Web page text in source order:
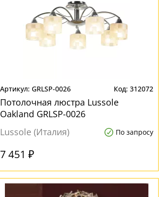
GRLSP-0026 312072
Потолочная люстра Lussole
Oakland GRLSP-0026
Lussole (Италия)
По запросу
7 451 ₽